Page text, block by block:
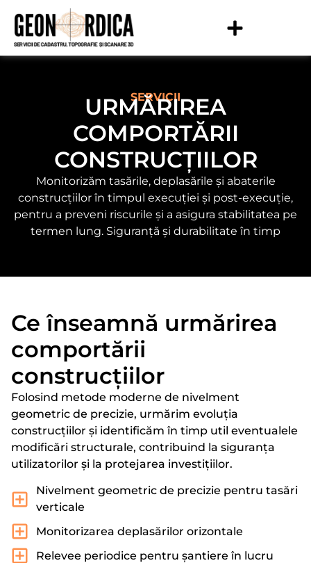
SERVICII
URMĂRIREA
COMPORTĂRII
CONSTRUCȚIILOR
Monitorizăm tasările, deplasările și abaterile
construcțiilor în timpul execuției și post-execuție,
pentru a preveni riscurile și a asigura stabilitatea pe
termen lung. Siguranță și durabilitate în timp
Ce înseamnă urmărirea
comportării
construcțiilor
Folosind metode moderne de nivelment
geometric de precizie, urmărim evoluția
construcțiilor și identificăm în timp util eventualele
modificări structurale, contribuind la siguranța
utilizatorilor și la protejarea investițiilor.
Nivelment geometric de precizie pentru tasări
verticale
Monitorizarea deplasărilor orizontale
Relevee periodice pentru șantiere în lucru